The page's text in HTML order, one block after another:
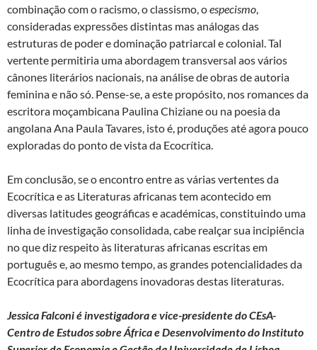
combinação com o racismo, o classismo, oespecismo,
consideradas expressões distintas mas análogas das
estruturas de poder e dominação patriarcal e colonial. Tal
vertente permitiria uma abordagem transversal aos vários
cânones literários nacionais, na análise de obras de autoria
feminina e não só. Pense-se, a este propósito, nos romances da
escritora moçambicana Paulina Chiziane ou na poesia da
angolana Ana Paula Tavares, isto é, produções até agora pouco
exploradas do ponto de vista da Ecocrítica.
Em conclusão, se o encontro entre as várias vertentes da
Ecocrítica e as Literaturas africanas tem acontecido em
diversas latitudes geográficas e académicas, constituindo uma
linha de investigação consolidada, cabe realçar sua incipiência
no que diz respeito às literaturas africanas escritas em
português e, ao mesmo tempo, as grandes potencialidades da
Ecocrítica para abordagens inovadoras destas literaturas.
Jessica Falconié investigadora e vice-presidente do CEsA-
Centro de Estudos sobre África e Desenvolvimento do Instituto